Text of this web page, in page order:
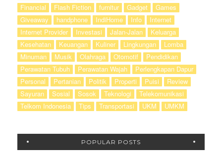
Financial
Flash Fiction furnitur Gadget
Games
Giveaway
handphone IndiHome Info
Internet
Internet Provider
Investasi Jalan-Jalan
Keluarga
Kesehatan
Keuangan Kuliner Lingkungan
Lomba
Minuman
Musik Olahraga Otomotif
Pendidikan
Perawatan Tubuh
Perawatan Wajah
Perlengkapan Dapur
Personal
Pertanian Politik Properti Puisi
Review
Sayuran
Sosial Sosok Teknologi
Telekomunikasi
Telkom Indonesia
Tips Transportasi UKM UMKM
POPULAR POSTS